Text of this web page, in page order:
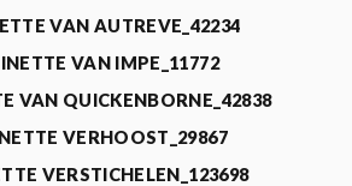
VAN AUTREVE_42234
VAN IMPE_11772
VAN QUICKENBORNE_42838
VERHOOST_29867
VERSTICHELEN_123698